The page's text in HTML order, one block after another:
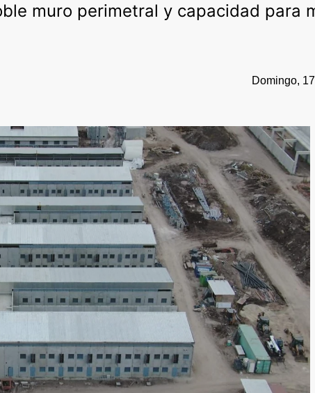
muro perimetral y capacidad para
Domingo,